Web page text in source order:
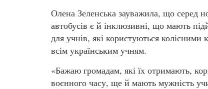
Олена Зеленська зауважила, що серед
автобусів є й інклюзивні, що мають
для учнів, які користуються
всім українським учням.
«Бажаю громадам, які їх отримають,
воєнного часу, ще й мають мужність